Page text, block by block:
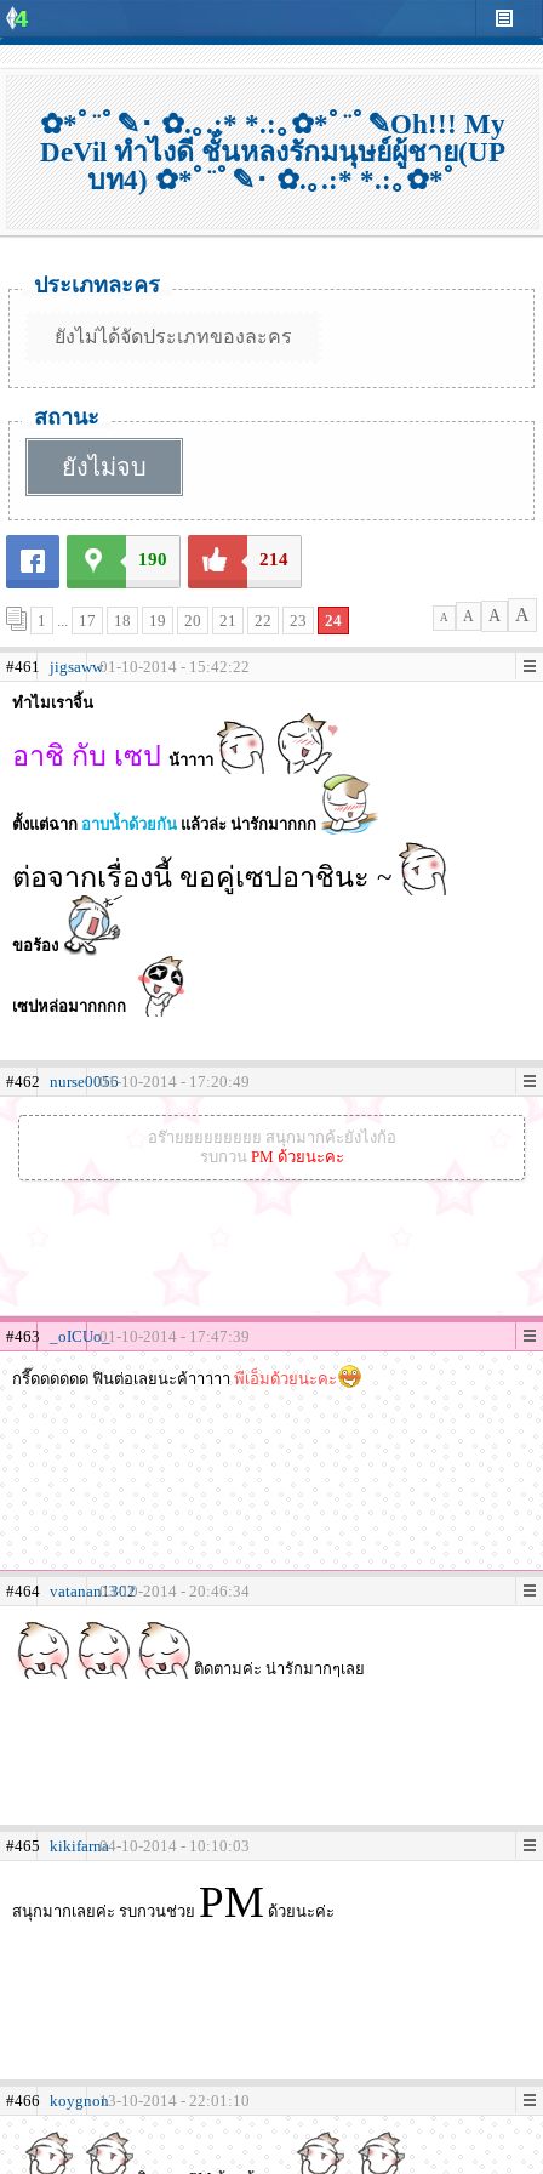
✿*ﾟ¨ﾟ✎･ ✿.｡.:* *.:｡✿*ﾟ¨ﾟ✎Oh!!! My
DeVil ทำไงดี ชั้นหลงรักมนุษย์ผู้ชาย(UP
บท4) ✿*ﾟ¨ﾟ✎･ ✿.｡.:* *.:｡✿*ﾟ
ประเภทละคร
ยังไม่ได้จัดประเภทของละคร
สถานะ
ยังไม่จบ
190 214
1 ... 17 18 19 20 21 22 23 24 A A A A
#461 jigsaww01-10-2014 - 15:42:22
ทำไมเราจิ้น
อาชิ กับ เซป น้าาาา
ตั้งแต่ฉาก อาบน้ำด้วยกัน แล้วล่ะ น่ารักมากกก
ต่อจากเรื่องนี้ ขอคู่เซปอาชินะ ~
ขอร้อง
เซปหล่อมากกกก
#462 nurse005601-10-2014 - 17:20:49
อร๊ายยยยยยยยย สนุกมากค้ะยังไงก้อ
รบกวน PM ด้วยนะคะ
#463 _oICUo_01-10-2014 - 17:47:39
กรี๊ดดดดดด ฟินต่อเลยนะค้าาาาาพีเอ็มด้วยนะคะ
#464 vatanan130203-10-2014 - 20:46:34
ติดตามค่ะ น่ารักมากๆเลย
#465 kikifarna04-10-2014 - 10:10:03
สนุกมากเลยค่ะ รบกวนช่วย PM ด้วยนะค่ะ
#466 koygnon13-10-2014 - 22:01:10